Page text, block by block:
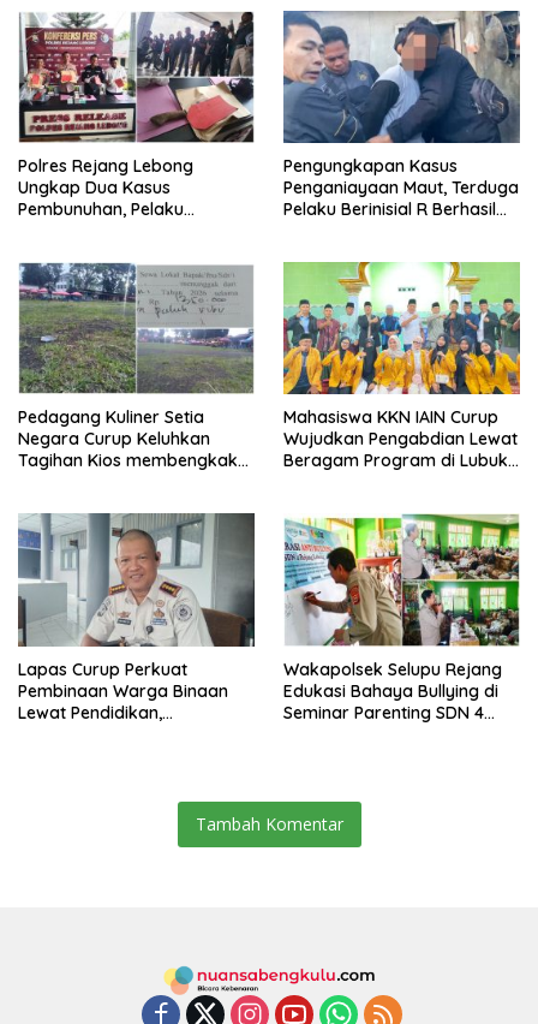
Polres Rejang Lebong
Ungkap Dua Kasus
Pembunuhan, Pelaku
Pengungkapan Kasus
Penganiayaan Maut, Terduga
Pelaku Berinisial R Berhasil
Pedagang Kuliner Setia
Negara Curup Keluhkan
Tagihan Kios membengkak
Mahasiswa KKN IAIN Curup
Wujudkan Pengabdian Lewat
Beragam Program di Lubuk
Lapas Curup Perkuat
Pembinaan Warga Binaan
Lewat Pendidikan,
Wakapolsek Selupu Rejang
Edukasi Bahaya Bullying di
Seminar Parenting SDN 4
Tambah Komentar